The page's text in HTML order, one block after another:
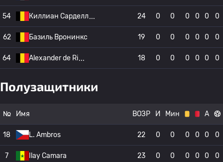
54 Киллиан Сарделл 24 0 0 0 0 0 0
62 Базиль Вронинкс 19 0 0 0 0 0 0
64 Alexander de Ri 18 0 0 0 0 0 0
Полузащитники
№ Имя ВОЗР И Мин А
18 L. Ambros 22 0 0 0 0 0 0
7 Ilay Camara 23 0 0 0 0 0 0